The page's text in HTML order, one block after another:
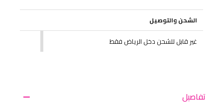
الشحن والتوصيل
غير قابل للشحن دخل الرياض فقط
تفاصيل